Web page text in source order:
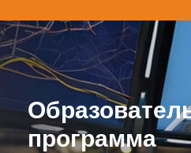
программа